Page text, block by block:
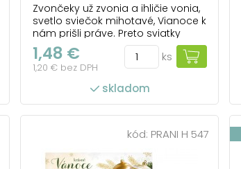
Zvončeky už zvonia a ihličie vonia,
svetlo sviečok mihotavé, Vianoce k
nám prišli práve. Preto sviatky
krásne majte, v pohode ich
prežívajte.
1,48 €
1,20 € bez DPH
ks
skladom
kód: PRANI H 547